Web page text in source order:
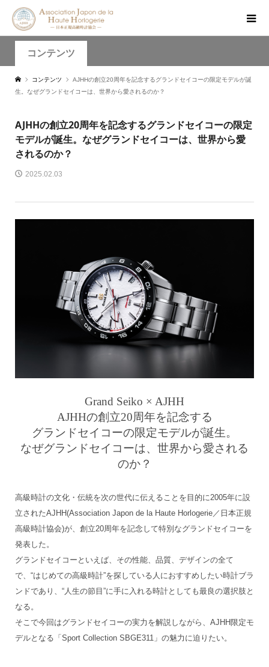
コンテンツ
コンテンツ
AJHHの創立20周年を記念するグランドセイコーの限定モデルが誕
生。なぜグランドセイコーは、世界から愛されるのか？
AJHHの創立20周年を記念するグランドセイコーの限定
モデルが誕生。なぜグランドセイコーは、世界から愛
されるのか？
2025.02.03
Grand Seiko × AJHH
AJHHの創立20周年を記念する
グランドセイコーの限定モデルが誕生。
なぜグランドセイコーは、世界から愛される
のか？
高級時計の文化・伝統を次の世代に伝えることを目的に2005年に設
立されたAJHH(Association Japon de la Haute Horlogerie／日本正規
高級時計協会)が、創立20周年を記念して特別なグランドセイコーを
発表した。
グランドセイコーといえば、その性能、品質、デザインの全て
で、“はじめての高級時計”を探している人におすすめしたい時計ブラ
ンドであり、“人生の節目”に手に入れる時計としても最良の選択肢と
なる。
そこで今回はグランドセイコーの実力を解説しながら、AJHH限定モ
デルとなる「Sport Collection SBGE311」の魅力に迫りたい。